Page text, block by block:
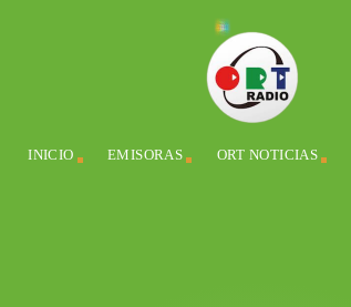
INICIO EMISORAS ORT NOTICIAS